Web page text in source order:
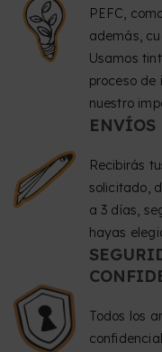
PEFC,
además,
Usamos
proceso de
nuestro
ENVÍOS
Recibirás
solicitado,
a 3 días,
hayas
Todos los